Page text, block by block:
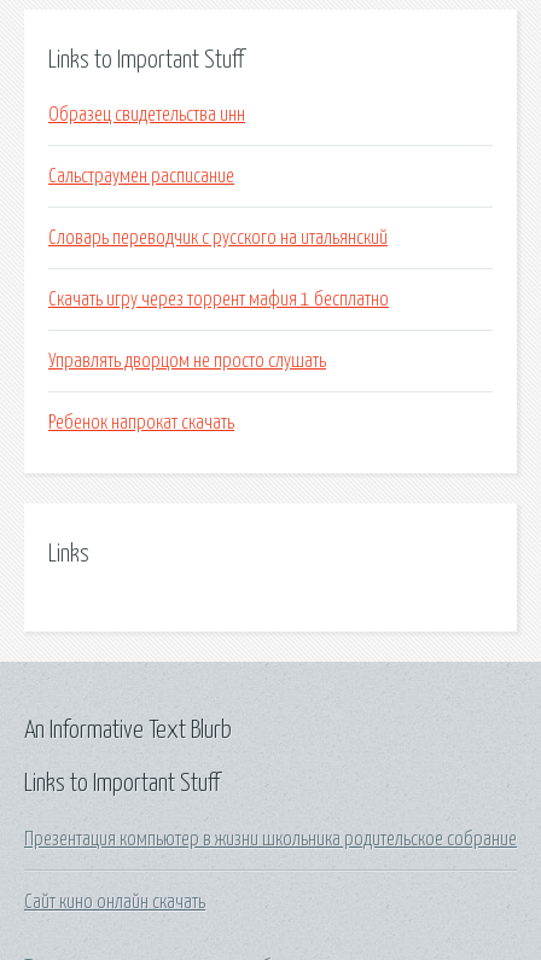
Links to Important Stuff
Образец свидетельства инн
Сальстраумен расписание
Словарь переводчик с русского на итальянский
Скачать игру через торрент мафия 1 бесплатно
Управлять дворцом не просто слушать
Ребенок напрокат скачать
Links
Links to Important Stuff
Презентация компьютер в жизни школьника родительское собрание
Сайт кино онлайн скачать
An Informative Text Blurb